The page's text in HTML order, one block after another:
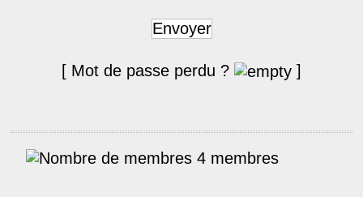
Envoyer
[ Mot de passe perdu ? ]
4 membres